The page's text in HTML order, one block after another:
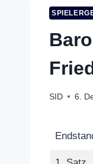
SID 6.